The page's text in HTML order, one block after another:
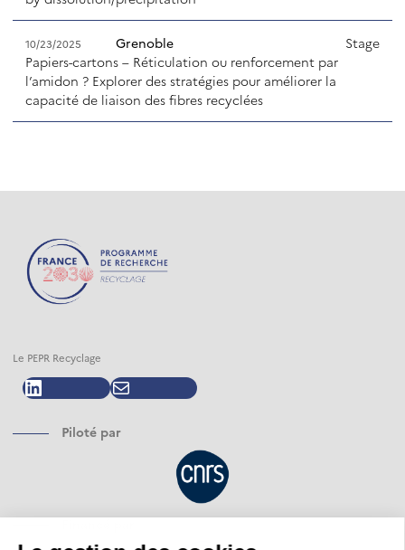
10/23/2025
Papiers-cartons – Réticulation ou renforcement par
l’amidon ? Explorer des stratégies pour améliorer la
capacité de liaison des fibres recyclées
Stage
Grenoble
Le PEPR Recyclage
LinkedInE-mail
Piloté par
Financé par